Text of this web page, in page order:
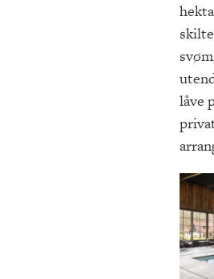
låve